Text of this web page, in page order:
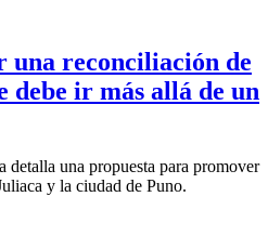
una reconciliación de
debe ir más allá de un
detalla una propuesta para promover
y la ciudad de Puno.